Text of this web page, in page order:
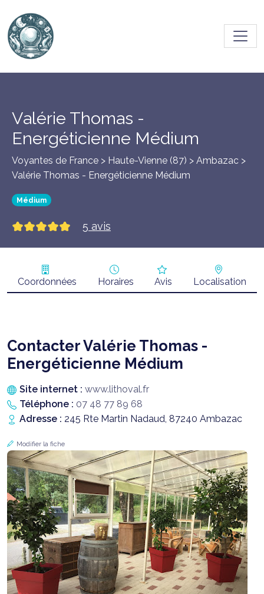
Valérie Thomas -
Energéticienne Médium
Voyantes de France > Haute-Vienne (87) > Ambazac >
Valérie Thomas - Energéticienne Médium
Médium
5 avis
Coordonnées Horaires Avis Localisation
Contacter Valérie Thomas -
Energéticienne Médium
Site internet : www.lithoval.fr
Téléphone : 07 48 77 89 68
Adresse : 245 Rte Martin Nadaud, 87240 Ambazac
Modifier la fiche